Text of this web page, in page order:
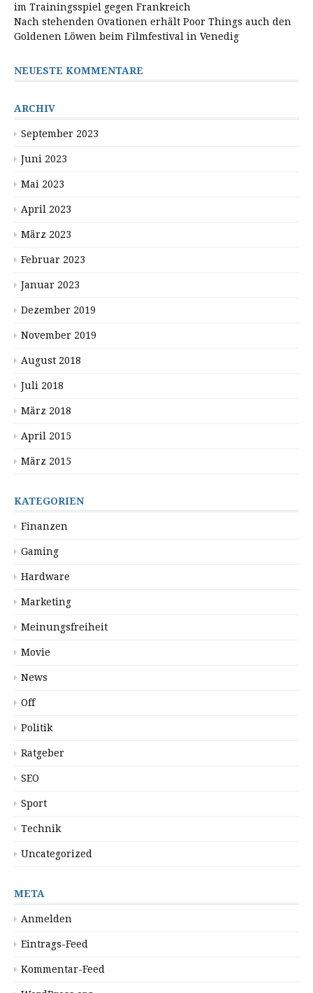
im Trainingsspiel gegen Frankreich
Nach stehenden Ovationen erhält Poor Things auch den
Goldenen Löwen beim Filmfestival in Venedig
NEUESTE KOMMENTARE
ARCHIV
September 2023
Juni 2023
Mai 2023
April 2023
März 2023
Februar 2023
Januar 2023
Dezember 2019
November 2019
August 2018
Juli 2018
März 2018
April 2015
März 2015
KATEGORIEN
Finanzen
Gaming
Hardware
Marketing
Meinungsfreiheit
Movie
News
Off
Politik
Ratgeber
SEO
Sport
Technik
Uncategorized
META
Anmelden
Eintrags-Feed
Kommentar-Feed